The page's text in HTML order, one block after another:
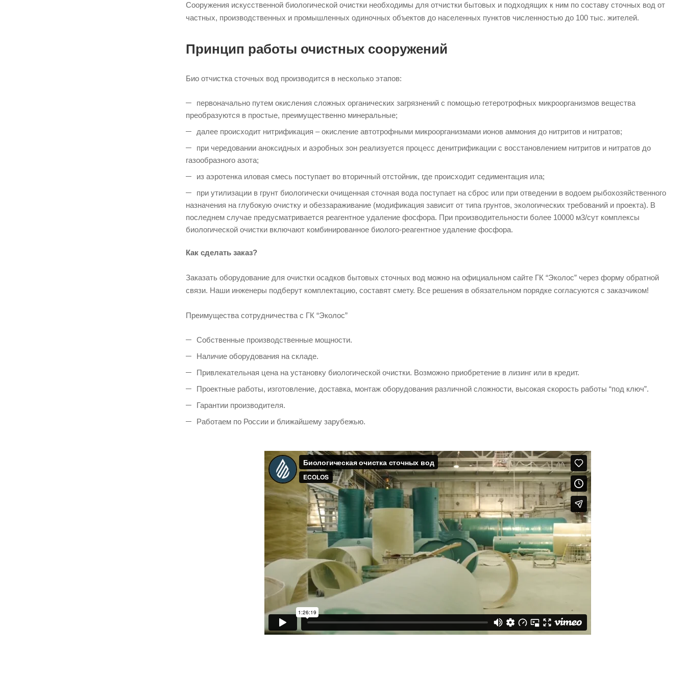
Сооружения искусственной биологической очистки необходимы для отчистки бытовых и подходящих к ним по составу сточных вод от
частных, производственных и промышленных одиночных объектов до населенных пунктов численностью до 100 тыс. жителей.
Принцип работы очистных сооружений
Био отчистка сточных вод производится в несколько этапов:
первоначально путем окисления сложных органических загрязнений с помощью гетеротрофных микроорганизмов вещества
преобразуются в простые, преимущественно минеральные;
далее происходит нитрификация – окисление автотрофными микроорганизмами ионов аммония до нитритов и нитратов;
при чередовании аноксидных и аэробных зон реализуется процесс денитрификации с восстановлением нитритов и нитратов до
газообразного азота;
из аэротенка иловая смесь поступает во вторичный отстойник, где происходит седиментация ила;
при утилизации в грунт биологически очищенная сточная вода поступает на сброс или при отведении в водоем рыбохозяйственного
назначения на глубокую очистку и обеззараживание (модификация зависит от типа грунтов, экологических требований и проекта). В
последнем случае предусматривается реагентное удаление фосфора. При производительности более 10000 м3/сут комплексы
биологической очистки включают комбинированное биолого-реагентное удаление фосфора.
Как сделать заказ?
Заказать оборудование для очистки осадков бытовых сточных вод можно на официальном сайте ГК “Эколос” через форму обратной
связи. Наши инженеры подберут комплектацию, составят смету. Все решения в обязательном порядке согласуются с заказчиком!
Преимущества сотрудничества с ГК “Эколос”
Собственные производственные мощности.
Наличие оборудования на складе.
Привлекательная цена на установку биологической очистки. Возможно приобретение в лизинг или в кредит.
Проектные работы, изготовление, доставка, монтаж оборудования различной сложности, высокая скорость работы “под ключ”.
Гарантии производителя.
Работаем по России и ближайшему зарубежью.